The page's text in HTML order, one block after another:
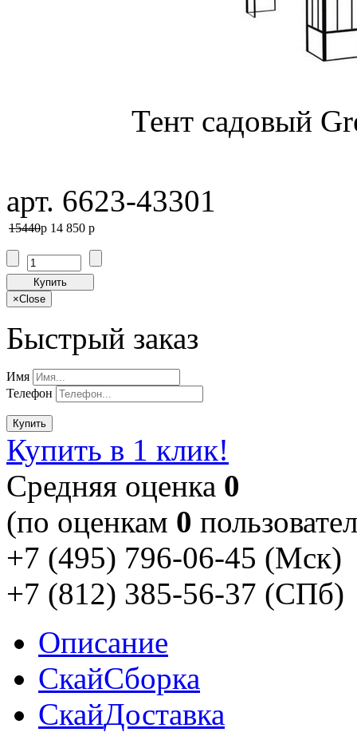
Тент садовый
арт. 6623-43301
15440p 14 850 p
Купить
×Close
Быстрый заказ
Имя
Телефон
Купить
Купить в 1 клик!
Cредняя оценка 0
(по оценкам 0
+7 (495) 796-06-45 (Мск)
+7 (812) 385-56-37 (СПб)
Описание
СкайСборка
СкайДоставка